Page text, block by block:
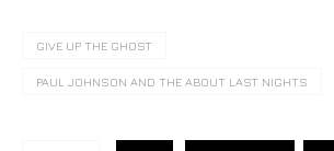
GIVE UP THE GHOST
PAUL JOHNSON AND THE ABOUT LAST NIGHTS